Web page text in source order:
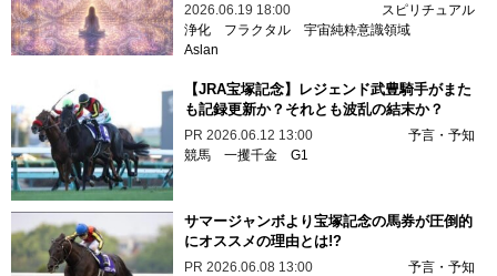
2026.06.19 18:00
スピリチュアル
浄化
フラクタル 宇宙純粋意識領域
Aslan
【JRA宝塚記念】レジェンド武豊騎手がまた
も記録更新か？それとも波乱の結末か？
PR 2026.06.12 13:00
予言・予知
競馬 一攫千金 G1
サマージャンボより宝塚記念の馬券が圧倒的
にオススメの理由とは!?
PR 2026.06.08 13:00
予言・予知